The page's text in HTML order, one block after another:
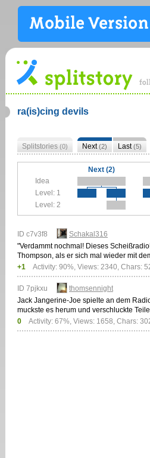
ra(is)cing devils
Splitstories (0) Next(2) Last(5)
Next (2)
Idea
Level: 1
Level: 2
ID c7v3f8
Schakal316
"Verdammt nochmal! Dieses
Thompson, als er sich mal wieder mit
+1
Activity: 90%, Views: 2340, Chars:
ID 7pjkxu
thomsennight
Jack Jangerine-Joe spielte an dem
muckste es herum und verschluckte
0
Activity: 67%, Views: 1658, Chars: